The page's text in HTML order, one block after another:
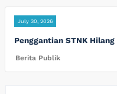
July 30, 2026
Penggantian STNK Hilang
Berita Publik